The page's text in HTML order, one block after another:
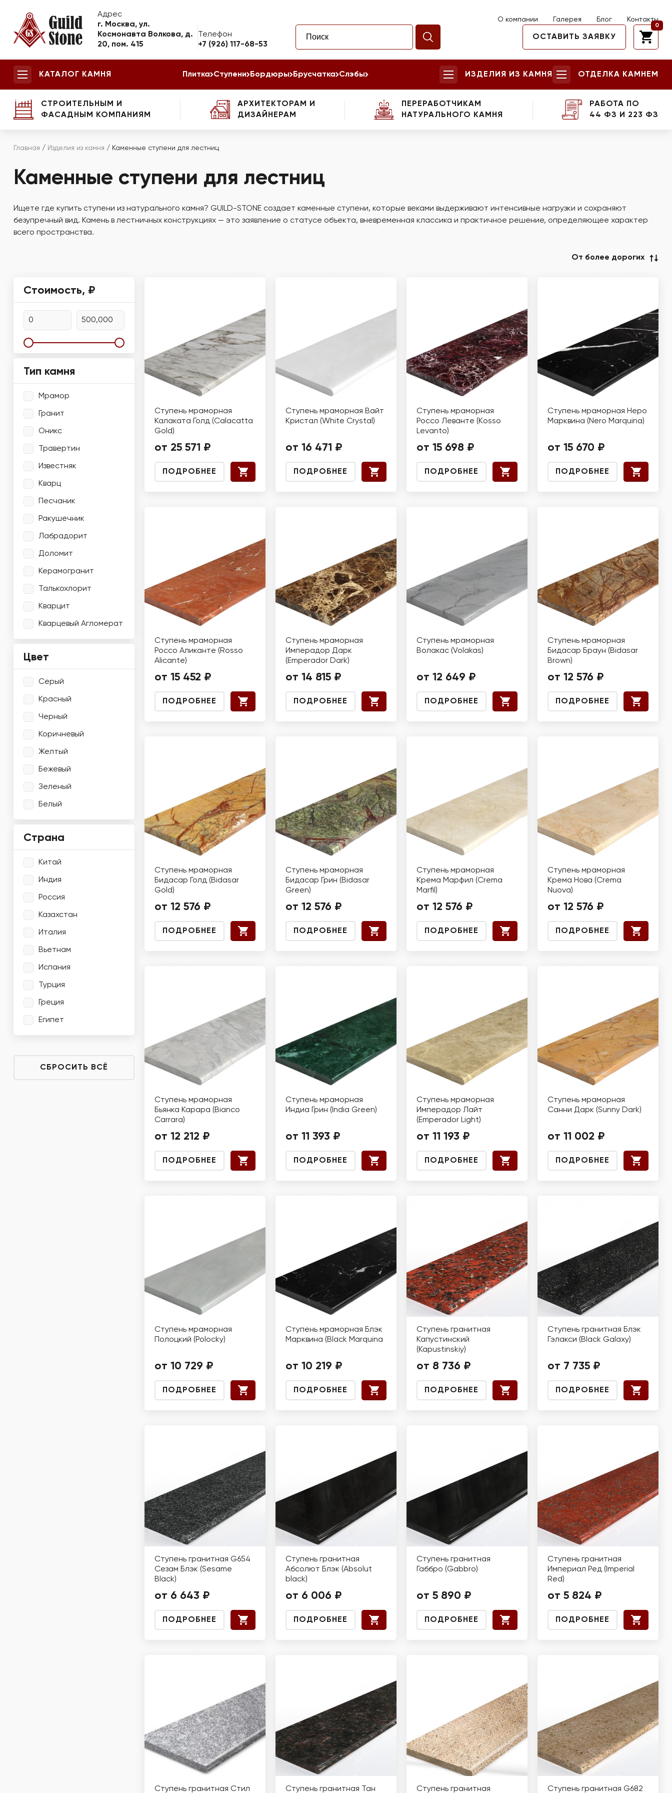
Адрес
г. Москва, ул.
Космонавта Волкова, д.
20, пом. 415
Телефон
+7 (926) 117-68-53
О компании Галерея Блог Контакты
ОСТАВИТЬ ЗАЯВКУ
0
КАТАЛОГ КАМНЯ Плитка Ступени Бордюры Брусчатка Слэбы ИЗДЕЛИЯ ИЗ КАМНЯ ОТДЕЛКА КАМНЕМ
СТРОИТЕЛЬНЫМ И
ФАСАДНЫМ КОМПАНИЯМ
АРХИТЕКТОРАМ И
ДИЗАЙНЕРАМ
ПЕРЕРАБОТЧИКАМ
НАТУРАЛЬНОГО КАМНЯ
РАБОТА ПО
44 ФЗ И 223 ФЗ
Главная / Изделия из камня / Каменные ступени для лестниц
Каменные ступени для лестниц
Ищете где купить ступени из натурального камня? GUILD-STONE создает каменные ступени, которые веками выдерживают интенсивные нагрузки и сохраняют
безупречный вид. Камень в лестничных конструкциях — это заявление о статусе объекта, вневременная классика и практичное решение, определяющее характер
всего пространства.
От более дорогих
Ступень мраморная
Калаката Голд (Calacatta
Gold)
от 25 571 ₽
ПОДРОБНЕЕ
Ступень мраморная Вайт
Кристал (White Crystal)
от 16 471 ₽
ПОДРОБНЕЕ
Ступень мраморная
Россо Леванте (Кosso
Levanto)
от 15 698 ₽
ПОДРОБНЕЕ
Ступень мраморная Неро
Марквина (Nero Marquina)
от 15 670 ₽
ПОДРОБНЕЕ
Ступень мраморная
Россо Аликанте (Rosso
Alicante)
от 15 452 ₽
ПОДРОБНЕЕ
Ступень мраморная
Имперадор Дарк
(Emperador Dark)
от 14 815 ₽
ПОДРОБНЕЕ
Ступень мраморная
Волакас (Volakas)
от 12 649 ₽
ПОДРОБНЕЕ
Ступень мраморная
Бидасар Браун (Bidasar
Brown)
от 12 576 ₽
ПОДРОБНЕЕ
Ступень мраморная
Бидасар Голд (Bidasar
Gold)
от 12 576 ₽
ПОДРОБНЕЕ
Ступень мраморная
Бидасар Грин (Bidasar
Green)
от 12 576 ₽
ПОДРОБНЕЕ
Ступень мраморная
Крема Марфил (Crema
Marfil)
от 12 576 ₽
ПОДРОБНЕЕ
Ступень мраморная
Крема Нова (Crema
Nuova)
от 12 576 ₽
ПОДРОБНЕЕ
Ступень мраморная
Бьянка Карара (Bianco
Carrara)
от 12 212 ₽
ПОДРОБНЕЕ
Ступень мраморная
Индиа Грин (India Green)
от 11 393 ₽
ПОДРОБНЕЕ
Ступень мраморная
Имперадор Лайт
(Emperador Light)
от 11 193 ₽
ПОДРОБНЕЕ
Ступень мраморная
Санни Дарк (Sunny Dark)
от 11 002 ₽
ПОДРОБНЕЕ
Ступень мраморная
Полоцкий (Polocky)
от 10 729 ₽
ПОДРОБНЕЕ
Ступень мраморная Блэк
Марквина (Black Marquina
от 10 219 ₽
ПОДРОБНЕЕ
Ступень гранитная
Капустинский
(Kapustinskiy)
от 8 736 ₽
ПОДРОБНЕЕ
Ступень гранитная Блэк
Гэлакси (Black Galaxy)
от 7 735 ₽
ПОДРОБНЕЕ
Ступень гранитная G654
Сезам Блэк (Sesame
Black)
от 6 643 ₽
ПОДРОБНЕЕ
Ступень гранитная
Абсолют Блэк (Absolut
black)
от 6 006 ₽
ПОДРОБНЕЕ
Ступень гранитная
Габбро (Gabbro)
от 5 890 ₽
ПОДРОБНЕЕ
Ступень гранитная
Империал Ред (Imperial
Red)
от 5 824 ₽
ПОДРОБНЕЕ
Ступень гранитная Стил Ступень гранитная Тан Ступень гранитная Ступень гранитная G682
Стоимость, ₽
Тип камня
Мрамор
Гранит
Оникс
Травертин
Известняк
Кварц
Песчаник
Ракушечник
Лабрадорит
Доломит
Керамогранит
Талькохлорит
Кварцит
Кварцевый Агломерат
Цвет
Серый
Красный
Черный
Коричневый
Желтый
Бежевый
Зеленый
Белый
Страна
Китай
Индия
Россия
Казахстан
Италия
Вьетнам
Испания
Турция
Греция
Египет
СБРОСИТЬ ВСЁ